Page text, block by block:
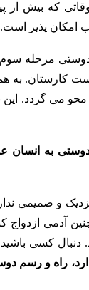
که بیش از
امکان پذیر است.
مرحله سوم
کارستان. به
می گردد. این
به انسان
و صمیمی
آدمی ازدواج
دنبال کسی
راه و رسم